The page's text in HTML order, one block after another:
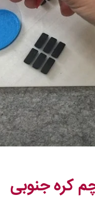
کره جنوبی